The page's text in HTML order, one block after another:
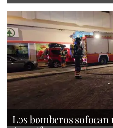
Los bomberos